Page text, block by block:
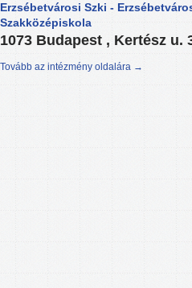
Erzsébetvárosi Szki -
Szakközépiskola
1073 Budapest , Kertész u.
Tovább az intézmény oldalára →